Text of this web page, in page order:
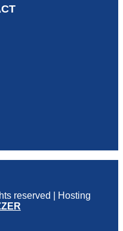
reserved | Hosting